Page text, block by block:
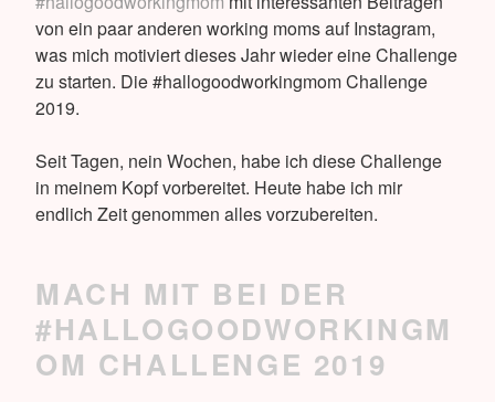
von ein paar anderen working moms auf Instagram,
was mich motiviert dieses Jahr wieder eine Challenge
zu starten. Die #hallogoodworkingmom Challenge
2019.
Seit Tagen, nein Wochen, habe ich diese Challenge
in meinem Kopf vorbereitet. Heute habe ich mir
endlich Zeit genommen alles vorzubereiten.
MACH MIT BEI DER
#HALLOGOODWORKINGM
OM CHALLENGE 2019